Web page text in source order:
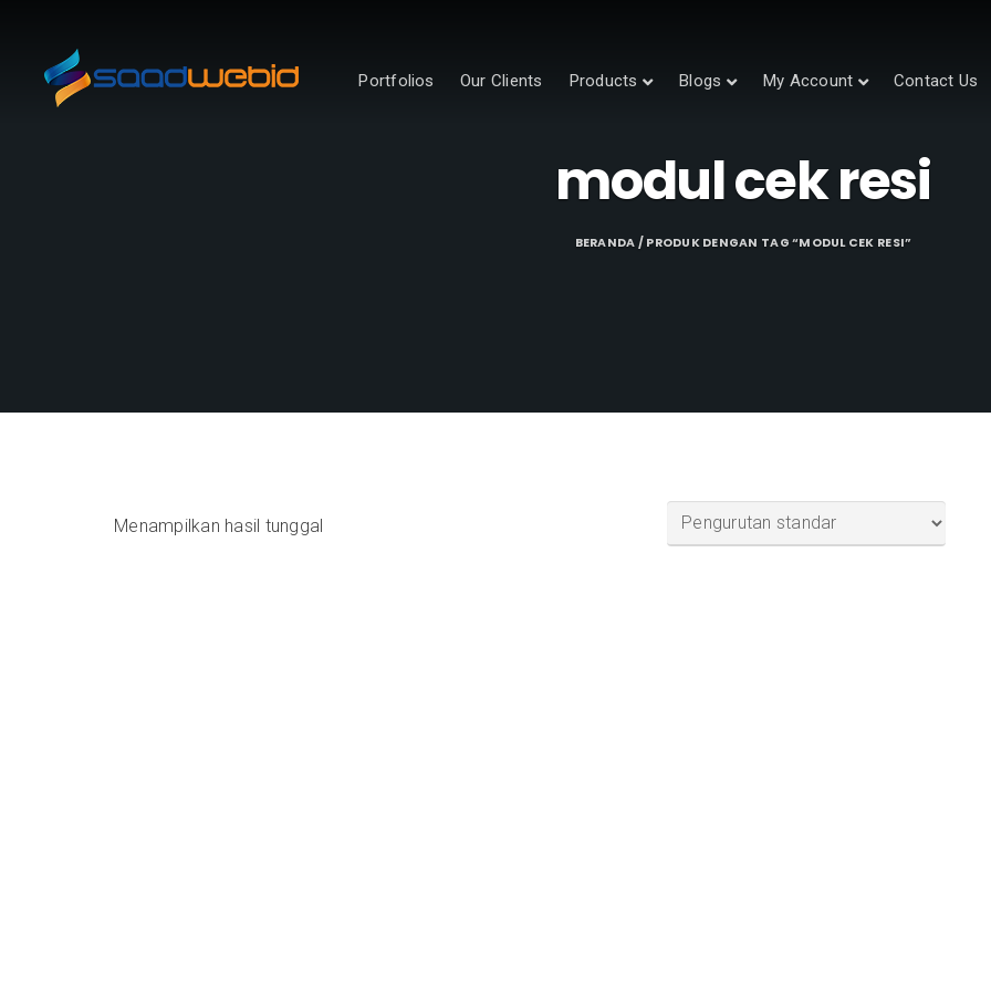
Portfolios Our Clients Products Blogs My Account Contact Us
modul cek resi
BERANDA / PRODUK DENGAN TAG “MODUL CEK RESI”
Menampilkan hasil tunggal